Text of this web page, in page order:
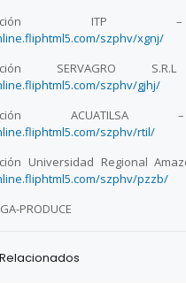
ITP
szphv/xgnj/
SERVAGRO
szphv/gjhj/
ACUATILSA
szphv/rtil/
Universidad Regional
szphv/pzzb/
PRODUCE